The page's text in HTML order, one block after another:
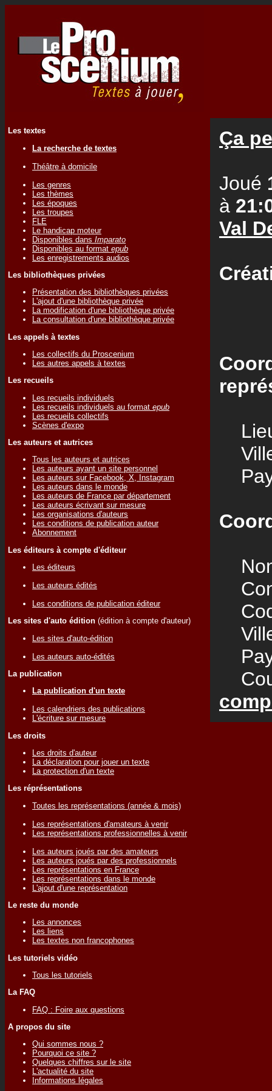
Les textes
La recherche de textes
Théâtre à domicile
Les genres
Les thèmes
Les époques
Les troupes
FLE
Le handicap moteur
Disponibles dans Imparato
Disponibles au format epub
Les enregistrements audios
Les bibliothèques privées
Présentation des bibliothèques privées
L'ajout d'une bibliothèque privée
La modification d'une bibliothèque privée
La consultation d'une bibliothèque privée
Les appels à textes
Les collectifs du Proscenium
Les autres appels à textes
Les recueils
Les recueils individuels
Les recueils individuels au format epub
Les recueils collectifs
Scènes d'expo
Les auteurs et autrices
Tous les auteurs et autrices
Les auteurs ayant un site personnel
Les auteurs sur Facebook, X, Instagram
Les auteurs dans le monde
Les auteurs de France par département
Les auteurs écrivant sur mesure
Les organisations d'auteurs
Les conditions de publication auteur
Abonnement
Les éditeurs à compte d'éditeur
Les éditeurs
Les auteurs édités
Les conditions de publication éditeur
Les sites d'auto édition (édition à compte d'auteur)
Les sites d'auto-édition
Les auteurs auto-édités
La publication
La publication d'un texte
Les calendriers des publications
L'écriture sur mesure
Les droits
Les droits d'auteur
La déclaration pour jouer un texte
La protection d'un texte
Les réprésentations
Toutes les représentations (année & mois)
Les représentations d'amateurs à venir
Les représentations professionnelles à venir
Les auteurs joués par des amateurs
Les auteurs joués par des professionnels
Les représentations en France
Les représentations dans le monde
L'ajout d'une représentation
Le reste du monde
Les annonces
Les liens
Les textes non francophones
Les tutoriels vidéo
Tous les tutoriels
La FAQ
FAQ : Foire aux questions
A propos du site
Qui sommes nous ?
Pourquoi ce site ?
Quelques chiffres sur le site
L'actualité du site
Informations légales
Ça
Joué
à
Val